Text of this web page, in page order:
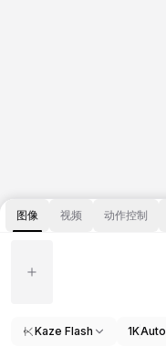
图像 视频 动作控制
Kaze Flash 1KAuto